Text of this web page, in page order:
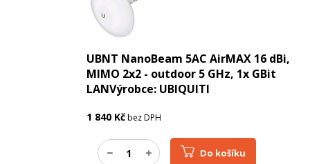
UBNT NanoBeam 5AC AirMAX 16 dBi,
MIMO 2x2 - outdoor 5 GHz, 1x GBit
LANVýrobce: UBIQUITI
1 840 Kčbez DPH
Do košíku